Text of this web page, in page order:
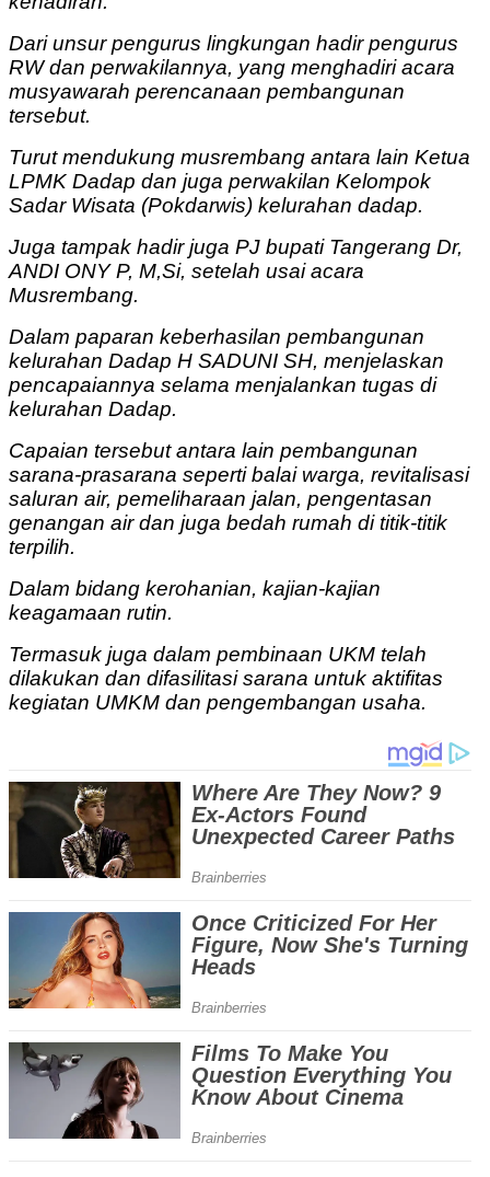
Dari unsur pengurus lingkungan hadir pengurus
RW dan perwakilannya, yang menghadiri acara
musyawarah perencanaan pembangunan
tersebut.
Turut mendukung musrembang antara lain Ketua
LPMK Dadap dan juga perwakilan Kelompok
Sadar Wisata (Pokdarwis) kelurahan dadap.
Juga tampak hadir juga PJ bupati Tangerang Dr,
ANDI ONY P, M,Si, setelah usai acara
Musrembang.
Dalam paparan keberhasilan pembangunan
kelurahan Dadap H SADUNI SH, menjelaskan
pencapaiannya selama menjalankan tugas di
kelurahan Dadap.
Capaian tersebut antara lain pembangunan
sarana-prasarana seperti balai warga, revitalisasi
saluran air, pemeliharaan jalan, pengentasan
genangan air dan juga bedah rumah di titik-titik
terpilih.
Dalam bidang kerohanian, kajian-kajian
keagamaan rutin.
Termasuk juga dalam pembinaan UKM telah
dilakukan dan difasilitasi sarana untuk aktifitas
kegiatan UMKM dan pengembangan usaha.